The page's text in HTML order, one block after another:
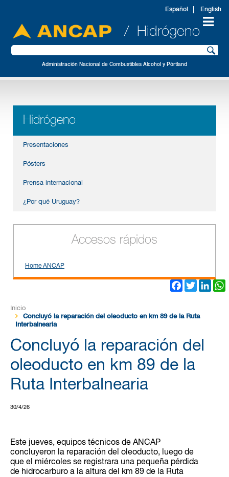
Administración Nacional de Combustibles Alcohol y Pórtland
/ Hidrógeno
Español English
Hidrógeno
Presentaciones
Pósters
Prensa internacional
¿Por qué Uruguay?
Accesos rápidos
Home ANCAP
Facebook
Twitter
Inicio
Concluyó la reparación del oleoducto en km 89 de la Ruta
Interbalnearia
Concluyó la reparación del
oleoducto en km 89 de la
Ruta Interbalnearia
30/4/26
Este jueves, equipos técnicos de ANCAP
concluyeron la reparación del oleoducto, luego de
que el miércoles se registrara una pequeña pérdida
de hidrocarburo a la altura del km 89 de la Ruta